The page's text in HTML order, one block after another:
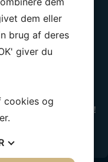
I Tera Pro tog…
åben
Duelighedsbevis åben!
dem eller
brug af deres
giver du
cookies og
.